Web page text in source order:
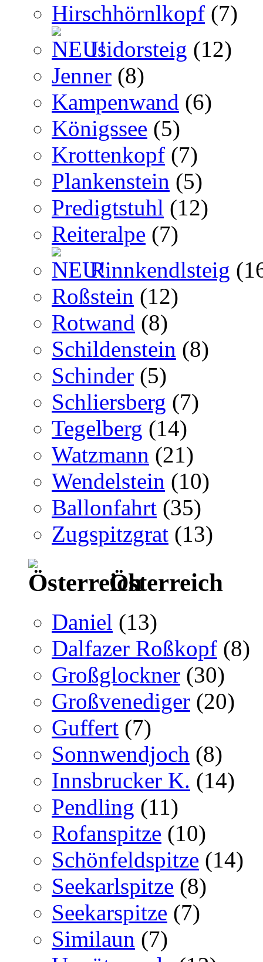
Hirschhörnlkopf (7)
Isidorsteig (12)
Jenner (8)
Kampenwand (6)
Königssee (5)
Krottenkopf (7)
Plankenstein (5)
Predigtstuhl (12)
Reiteralpe (7)
Rinnkendlsteig
Roßstein (12)
Rotwand (8)
Schildenstein (8)
Schinder (5)
Schliersberg (7)
Tegelberg (14)
Watzmann (21)
Wendelstein (10)
Ballonfahrt (35)
Zugspitzgrat (13)
Österreich
Daniel (13)
Dalfazer Roßkopf (8)
Großglockner (30)
Großvenediger (20)
Guffert (7)
Sonnwendjoch (8)
Innsbrucker K. (14)
Pendling (11)
Rofanspitze (10)
Schönfeldspitze (14)
Seekarlspitze (8)
Seekarspitze (7)
Similaun (7)